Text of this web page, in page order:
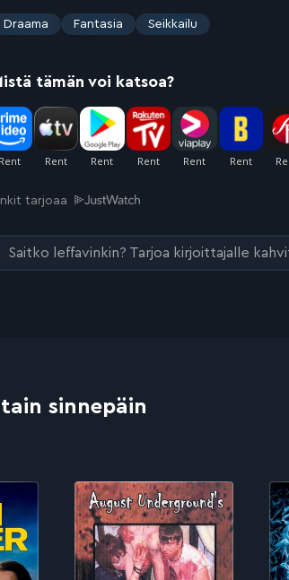
Draama Fantasia Seikkailu
tämän voi katsoa?
tarjoaa
Saitko leffavinkin? Tarjoa kirjoittajalle
sinnepäin